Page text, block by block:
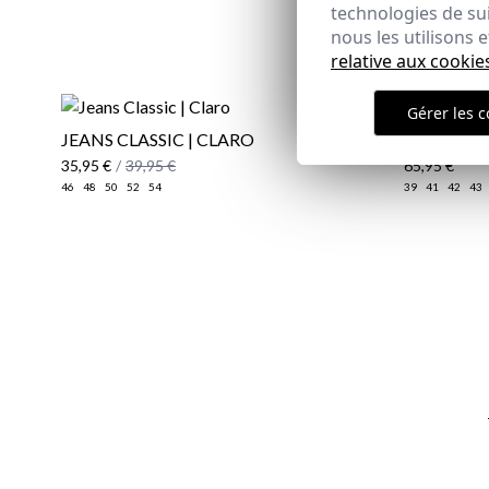
JEANS CLASSIC | CLARO
35,95 € / 39,95 €
46 48 50 52 54
65,95 €
39 41 42 43
technologies de
nous les utilisons
relative aux
Gérer les